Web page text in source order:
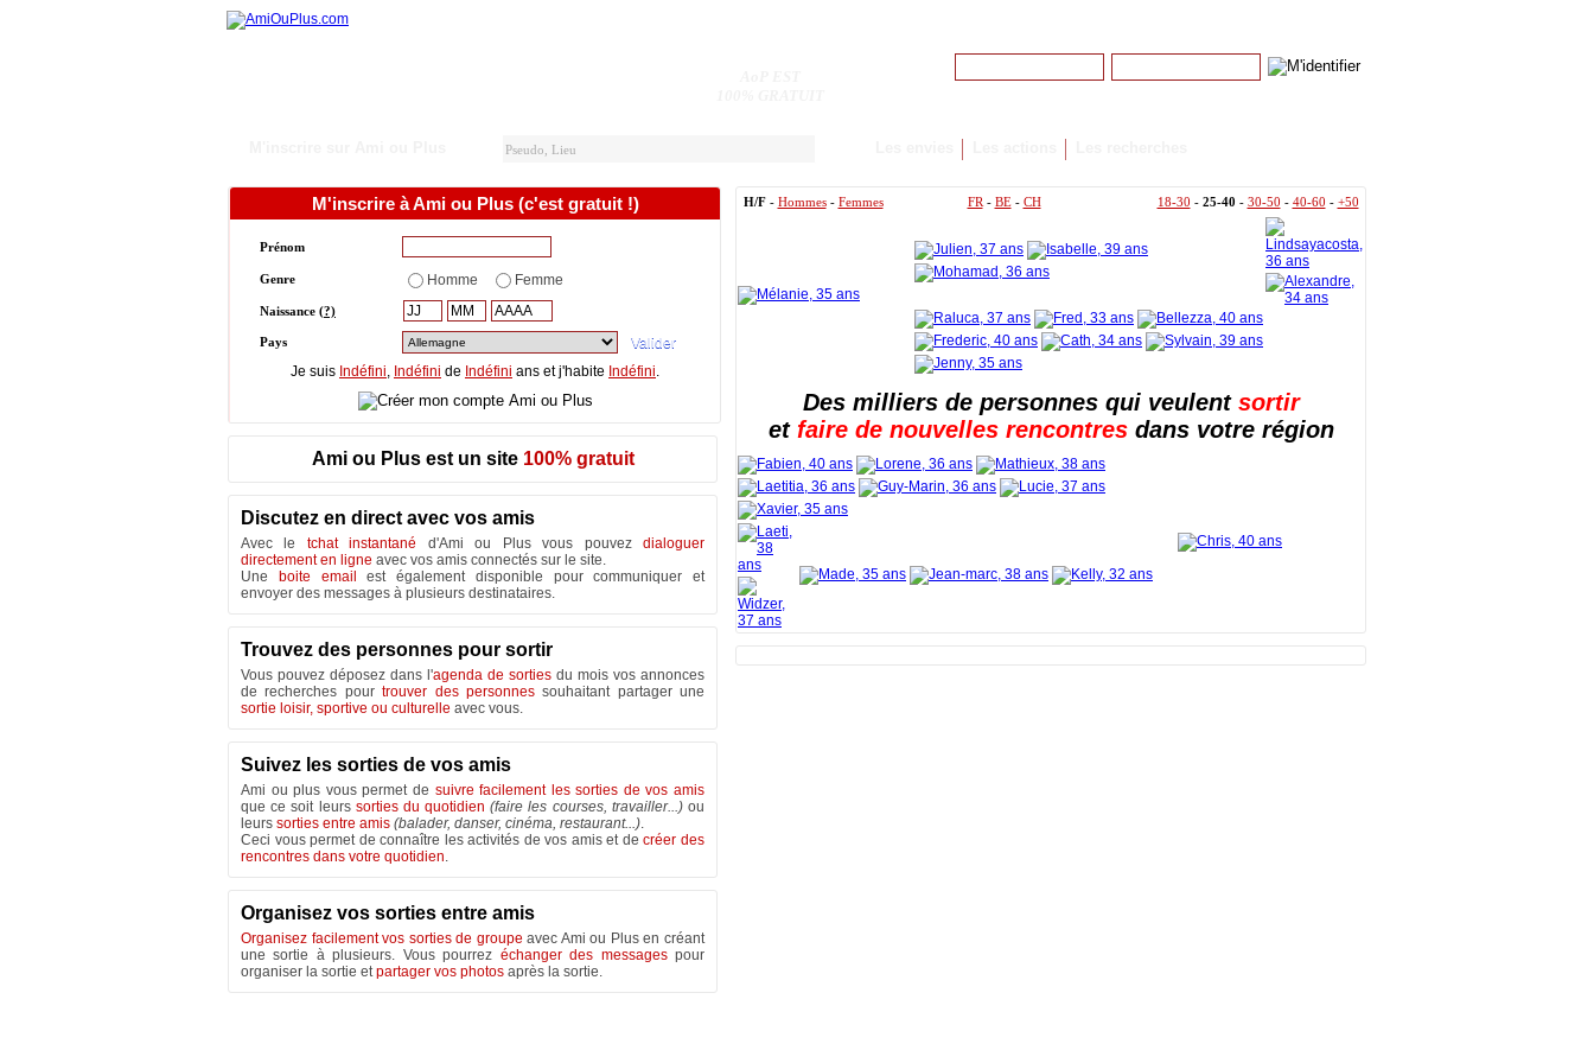
M'inscrire à Ami ou Plus (c'est gratuit !)
Prénom
Genre Homme Femme
Naissance (?)
Pays
Je suis Indéfini, Indéfini de Indéfini ans et j'habite Indéfini.
Ami ou Plus est un site 100% gratuit
Discutez en direct avec vos amis
Avec le tchat instantané d'Ami ou Plus vous pouvezdialoguer
directement en ligne avec vos amis connectés sur le site.
Une boite email
est également disponible pour communiquer et
envoyer des messages à plusieurs destinataires.
Trouvez des personnes pour sortir
Vous pouvez déposez dans l'agenda de sorties du mois vos annonces
de recherches pourtrouver des personnessouhaitant partager une
sortie loisir, sportive ou culturelle avec vous.
Suivez les sorties de vos amis
Ami ou plus vous permet de suivre facilement les sorties de vos amis
que ce soit leurs sorties du quotidien (faire les courses, travailler...)ou
leurs sorties entre amis (balader, danser, cinéma, restaurant...).
Ceci vous permet de connaître les activités de vos amis et decréer des
rencontres dans votre quotidien.
Organisez vos sorties entre amis
Organisez facilement vos sorties de groupe avec Ami ou Plus en créant
une sortie à plusieurs. Vous pourrez échanger des messagespour
organiser la sortie etpartager vos photos après la sortie.
H/F- Hommes- Femmes FR - BE- CH 18-30 - 25-40 - 30-50 - 40-60 - +50
Des milliers de personnes qui veulent sortir
et faire de nouvelles rencontresdans votre région